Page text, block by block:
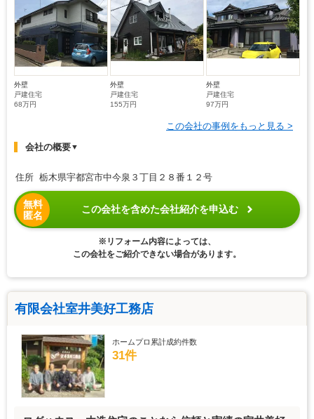
外壁
戸建住宅
68万円
外壁
戸建住宅
155万円
外壁
戸建住宅
97万円
この会社の事例をもっと見る >
会社の概要▼
住所 栃木県宇都宮市中今泉３丁目２８番１２号
無料
匿名
この会社を含めた会社紹介を申込む
※リフォーム内容によっては、
この会社をご紹介できない場合があります。
有限会社室井美好工務店
ホームプロ累計成約件数
31件